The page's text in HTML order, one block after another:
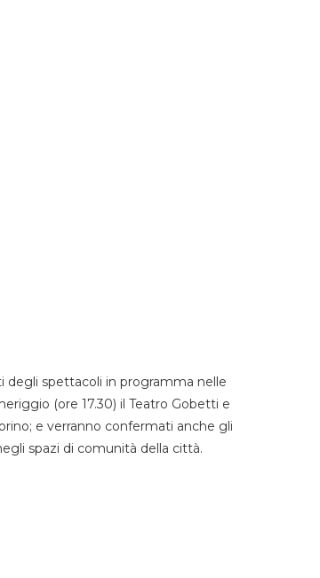
degli spettacoli in programma nelle
(ore 17.30) il Teatro Gobetti e
e verranno confermati anche gli
spazi di comunità della città.